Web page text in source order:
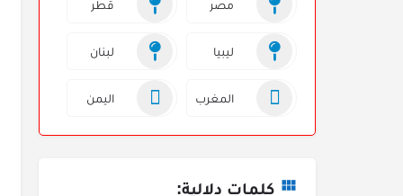
مصر قطر
ليبيا لبنان
المغرب اليمن
كلمات دلالية: